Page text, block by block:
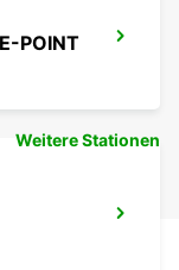
POINT
Weitere Stationen